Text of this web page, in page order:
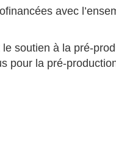
avec
soutien à la pré-
pour la pré-